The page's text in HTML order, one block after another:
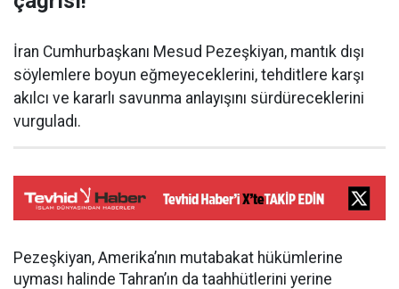
İran Cumhurbaşkanı Mesud Pezeşkiyan, mantık dışı
söylemlere boyun eğmeyeceklerini, tehditlere karşı
akılcı ve kararlı savunma anlayışını sürdüreceklerini
vurguladı.
Pezeşkiyan, Amerika’nın mutabakat hükümlerine
uyması halinde Tahran’ın da taahhütlerini yerine